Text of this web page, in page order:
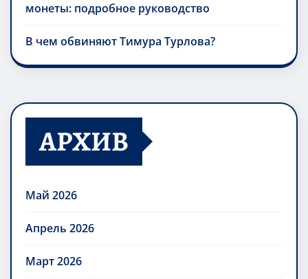
монеты: подробное руководство
В чем обвиняют Тимура Турлова?
АРХИВ
Май 2026
Апрель 2026
Март 2026